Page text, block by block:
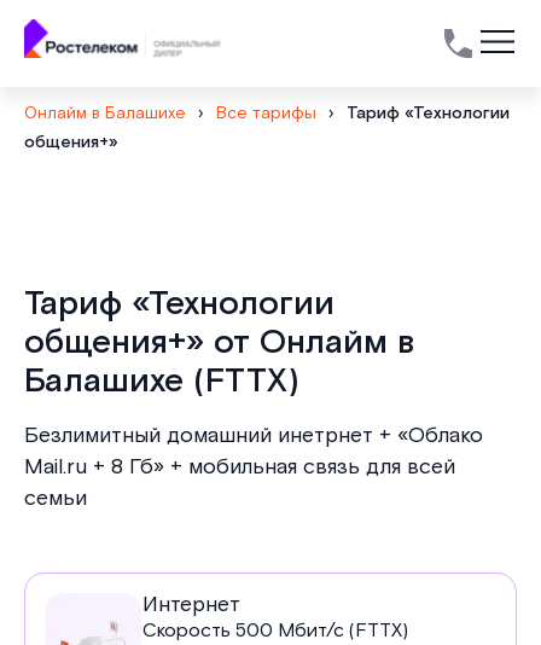
Онлайм в Балашихе › Все тарифы ›
Тариф «Технологии
общения+»
Тариф «Технологии
общения+» от Онлайм в
Балашихе (FTTX)
Безлимитный домашний инетрнет + «Облако
Mail.ru + 8 Гб» + мобильная связь для всей
семьи
УслугиИнтернет
Скорость 500 Мбит/с (FTTX)